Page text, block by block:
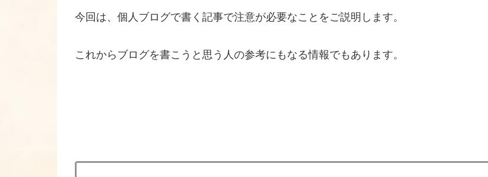
今回は、個人ブログで書く記事で注意が必要なことをご説明します。
これからブログを書こうと思う人の参考にもなる情報でもあります。